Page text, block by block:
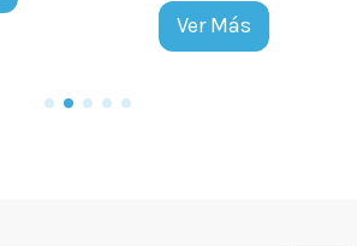
Ver Más